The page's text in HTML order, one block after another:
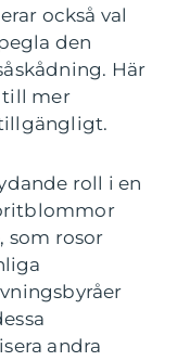
också val
den
Här
till mer
roll i en
som rosor
andra